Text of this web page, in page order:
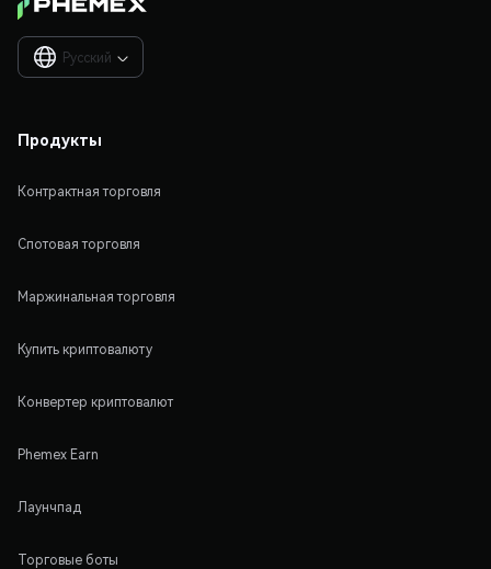
Русский 
Продукты
Контрактная торговля
Спотовая торговля
Маржинальная торговля
Купить криптовалюту
Конвертер криптовалют
Phemex Earn
Лаунчпад
Торговые боты